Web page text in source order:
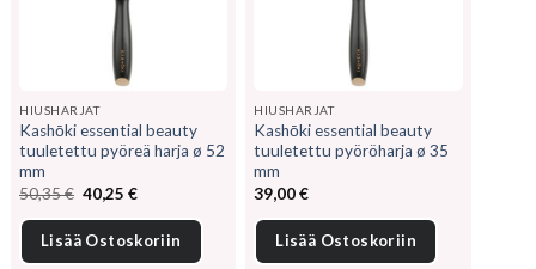
HIUSHARJAT
Kashōki essential beauty
tuuletettu pyöreä harja ø 52
mm
50,35€ Alkuperäinen
hinta
oli:
50,35 €.
40,25€Nykyinen
on:
40,25 €.
Lisää Ostoskoriin
HIUSHARJAT
Kashōki essential beauty
tuuletettu pyöröharja ø 35
mm
39,00€
Lisää Ostoskoriin